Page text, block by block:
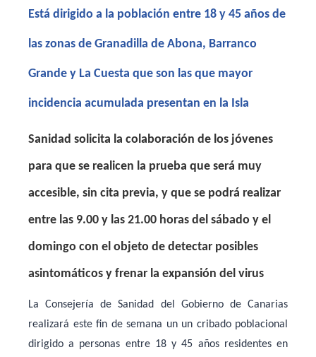
Está dirigido a la población entre 18 y 45 años de
las zonas de Granadilla de Abona, Barranco
Grande y La Cuesta que son las que mayor
incidencia acumulada presentan en la Isla
Sanidad solicita la colaboración de los jóvenes
para que se realicen la prueba que será muy
accesible, sin cita previa, y que se podrá realizar
entre las 9.00 y las 21.00 horas del sábado y el
domingo con el objeto de detectar posibles
asintomáticos y frenar la expansión del virus
La Consejería de Sanidad del Gobierno de Canarias
realizará este fin de semana un un cribado poblacional
dirigido a personas entre 18 y 45 años residentes en